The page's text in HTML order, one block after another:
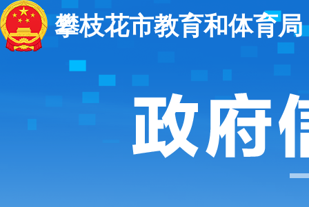
攀枝花市教育和体育局